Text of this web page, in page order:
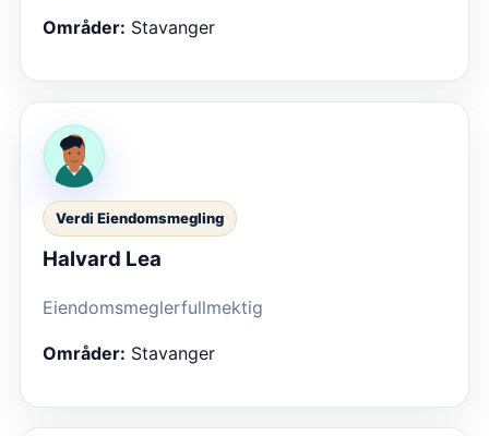
Områder: Stavanger
Verdi Eiendomsmegling
Halvard Lea
Eiendomsmeglerfullmektig
Områder: Stavanger